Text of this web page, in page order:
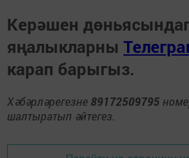
Керәшен
яңалыкларны
карап барыгыз.
Хәбәрләрегезне 89172509795
шалтыратып әйтегез.